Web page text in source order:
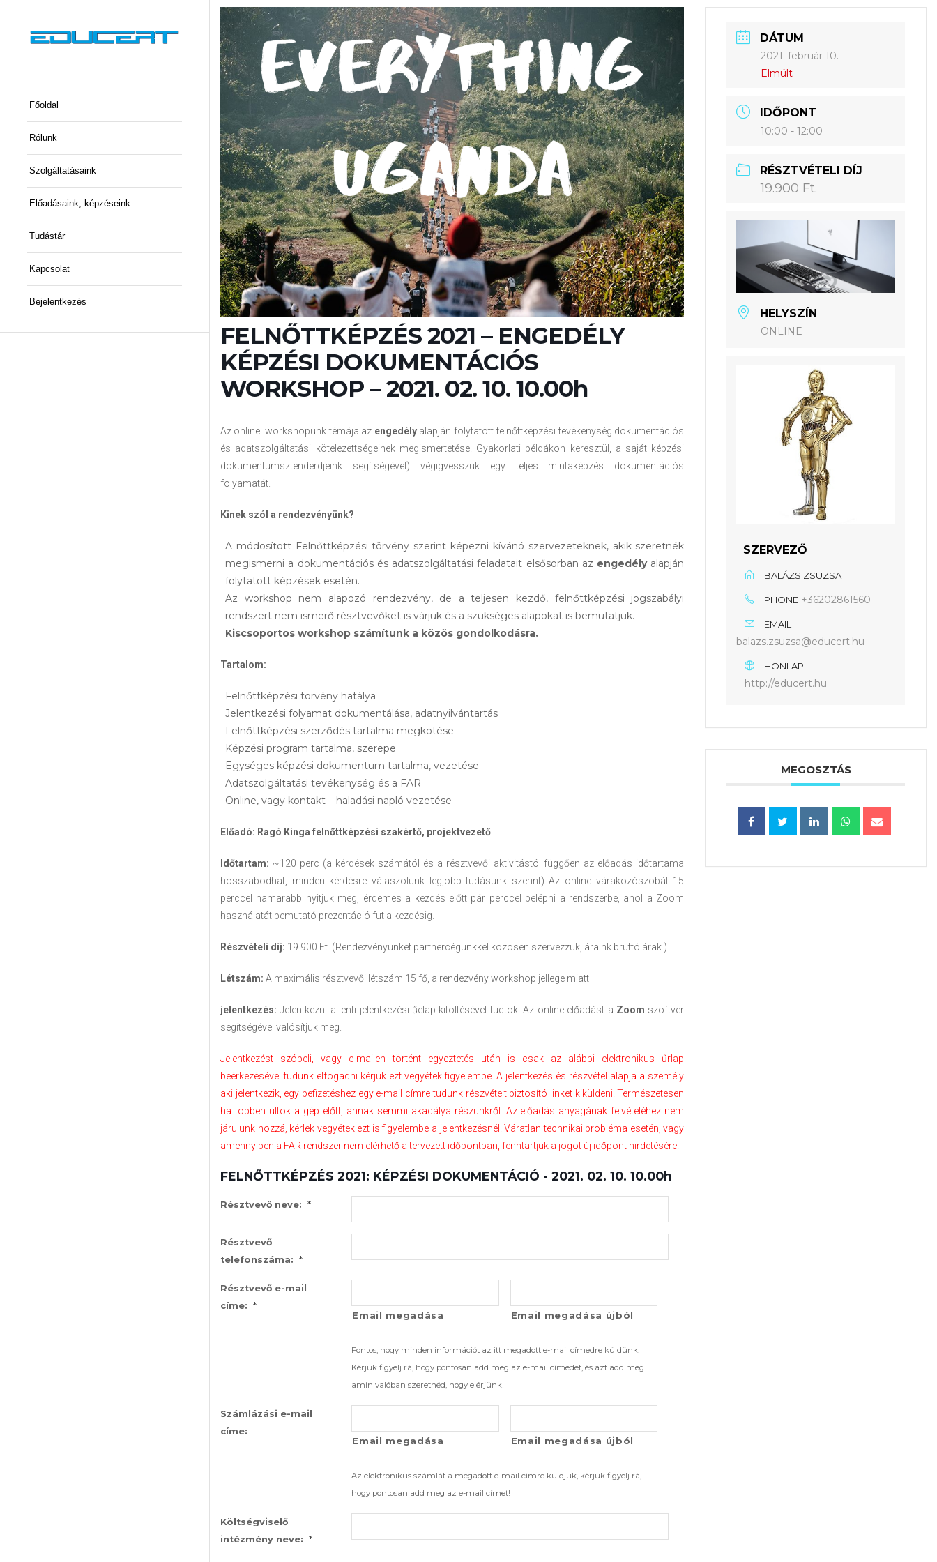
Főoldal
Rólunk
Szolgáltatásaink
Előadásaink, képzéseink
Tudástár
Kapcsolat
Bejelentkezés
FELNŐTTKÉPZÉS 2021 – ENGEDÉLY
KÉPZÉSI DOKUMENTÁCIÓS
WORKSHOP – 2021. 02. 10. 10.00h
Az online workshopunk témája az engedélyalapján folytatott felnőttképzési tevékenység dokumentációs
és adatszolgáltatási kötelezettségeinek megismertetése. Gyakorlati példákon keresztül, a saját képzési
dokumentumsztenderdjeink segítségével) végigvesszük egy teljes mintaképzés dokumentációs
folyamatát.
Kinek szól a rendezvényünk?
A módosított Felnőttképzési törvény szerint képezni kívánó szervezeteknek, akik szeretnék
megismerni a dokumentációs és adatszolgáltatási feladatait elsősorban az engedély alapján
folytatott képzések esetén.
Az workshop nem alapozó rendezvény, de a teljesen kezdő, felnőttképzési jogszabályi
rendszert nem ismerő résztvevőket is várjuk és a szükséges alapokat is bemutatjuk.
Kiscsoportos workshop számítunk a közös gondolkodásra.
Tartalom:
Felnőttképzési törvény hatálya
Jelentkezési folyamat dokumentálása, adatnyilvántartás
Felnőttképzési szerződés tartalma megkötése
Képzési program tartalma, szerepe
Egységes képzési dokumentum tartalma, vezetése
Adatszolgáltatási tevékenység és a FAR
Online, vagy kontakt – haladási napló vezetése
Előadó: Ragó Kinga felnőttképzési szakértő, projektvezető
Időtartam: ~120 perc (a kérdések számától és a résztvevői aktivitástól függően az előadás időtartama
hosszabodhat, minden kérdésre válaszolunk legjobb tudásunk szerint) Az online várakozószobát 15
perccel hamarabb nyitjuk meg, érdemes a kezdés előtt pár perccel belépni a rendszerbe, ahol a Zoom
használatát bemutató prezentáció fut a kezdésig.
Részvételi díj: 19.900 Ft. (Rendezvényünket partnercégünkkel közösen szervezzük, áraink bruttó árak.)
Létszám: A maximális résztvevői létszám 15 fő, a rendezvény workshop jellege miatt
jelentkezés:Jelentkezni a lenti jelentkezési űelap kitöltésével tudtok. Az online előadást a Zoom szoftver
segítségével valósítjuk meg.
Jelentkezést szóbeli, vagy e-mailen történt egyeztetés után is csak az alábbi elektronikus űrlap
beérkezésével tudunk elfogadni kérjük ezt vegyétek figyelembe. A jelentkezés és részvétel alapja a személy
aki jelentkezik, egy befizetéshez egy e-mail címre tudunk részvételt biztosító linket kiküldeni. Természetesen
ha többen ültök a gép előtt, annak semmi akadálya részünkről. Az előadás anyagának felvételéhez nem
járulunk hozzá, kérlek vegyétek ezt is figyelembe a jelentkezésnél. Váratlan technikai probléma esetén, vagy
amennyiben a FAR rendszer nem elérhető a tervezett időpontban, fenntartjuk a jogot új időpont hirdetésére.
FELNŐTTKÉPZÉS 2021: KÉPZÉSI DOKUMENTÁCIÓ - 2021. 02. 10. 10.00h
Résztvevő neve: *
Résztvevő
telefonszáma: *
Résztvevő e-mail
címe: *
Email megadása Email megadása újból
Fontos, hogy minden információt az itt megadott e-mail címedre küldünk.
Kérjük figyelj rá, hogy pontosan add meg az e-mail címedet, és azt add meg
amin valóban szeretnéd, hogy elérjünk!
Számlázási e-mail
címe:
Email megadása
Email megadása újból
Az elektronikus számlát a megadott e-mail címre küldjük, kérjük figyelj rá,
hogy pontosan add meg az e-mail címet!
Költségviselő
intézmény neve: *
DÁTUM
2021. február 10.
Elmúlt
IDŐPONT
10:00 - 12:00
RÉSZTVÉTELI DÍJ
19.900 Ft.
HELYSZÍN
ONLINE
SZERVEZŐ
BALÁZS ZSUZSA
PHONE +36202861560
EMAIL
balazs.zsuzsa@educert.hu
HONLAP
http://educert.hu
MEGOSZTÁS